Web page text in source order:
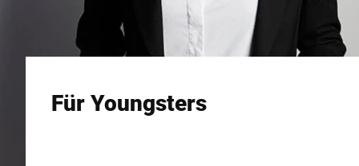
Für Youngsters